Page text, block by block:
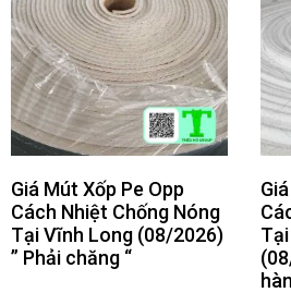
Giá Mút Xốp Pe Opp
Cách Nhiệt Chống Nóng
Tại Vĩnh Long (08/2026)
” Phải chăng “